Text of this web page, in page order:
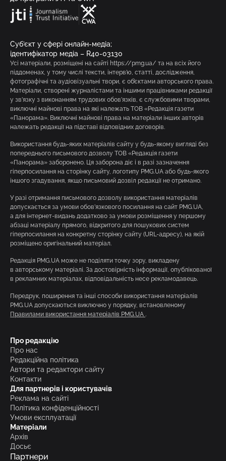
Суб’єкт у сфері онлайн-медіа;
ідентифікатор медіа – R40-03130
Усі матеріали, розміщені на сайті https://pmg.ua/ та на всіх його
піддоменах, у тому числі тексти, інтерв’ю, статті, дослідження,
фотографічні та аудіовізуальні твори, є об’єктами авторського права.
Матеріали, створені журналістами та іншими працівниками редакції
у зв’язку з виконанням трудових обов’язків, є службовими творами,
виключні майнові права на які належать ТОВ «Редакція газети
«Панорама». Виключні майнові права на матеріали інших авторів
належать редакції на підставі відповідних договорів.
Використання будь-яких матеріалів сайту у будь-якому вигляді без
попереднього письмового дозволу ТОВ «Редакція газети
«Панорама» заборонено. Ця заборона діє і в разі зазначення
гіперпосилання на сторінку сайту, логотипу PMG.UA або будь-якого
іншого згадування, якщо письмовий дозвіл редакції не отримано.
У разі отримання письмового дозволу використання матеріалів
допускається за умови обов’язкового посилання на сайт PMG.UA,
а для інтернет-видань додатково за умови розміщення у першому
абзаці матеріалу прямого, відкритого для пошукових систем
гіперпосилання на конкретну сторінку сайту (URL-адресу), на якій
розміщено оригінальний матеріал.
Редакція PMG.UA може не поділяти точку зору, викладену
в авторському матеріалі. За достовірність інформації, опублікованої
в рекламних матеріалах, відповідальність несе рекламодавець.
Передрук, поширення та інші способи використання матеріалів
PMG.UA допускаються виключно у порядку, встановленому
Правилами використання матеріалів PMG.UA .
Про редакцію
Про нас
Редакційна політика
Автори та редактори сайту
Контакти
Для партнерів і користувачів
Реклама на сайті
Політика конфіденційності
Умови експлуатації
Матеріали
Архів
Досьє
Партнери